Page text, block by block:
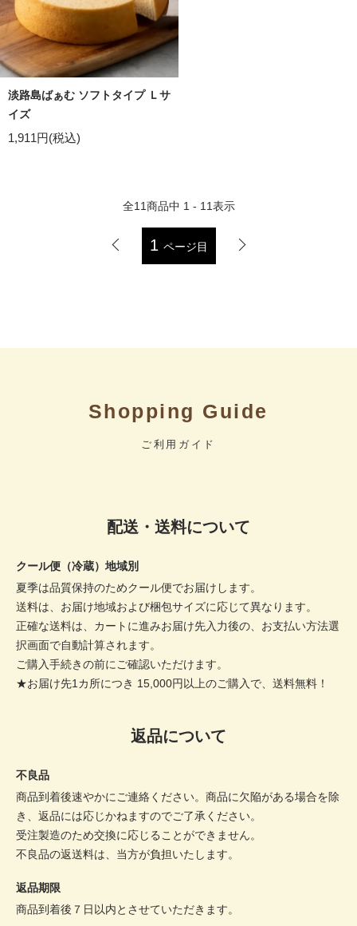
淡路島ばぁむ ソフトタイプ Ｌサ
イズ
1,911円(税込)
全11商品中 1 - 11表示
1 ページ目
Shopping Guide
ご利用ガイド
配送・送料について
クール便（冷蔵）地域別
夏季は品質保持のためクール便でお届けします。
送料は、お届け地域および梱包サイズに応じて異なります。
正確な送料は、カートに進みお届け先入力後の、お支払い方法選
択画面で自動計算されます。
ご購入手続きの前にご確認いただけます。
★お届け先1カ所につき 15,000円以上のご購入で、送料無料！
返品について
不良品
商品到着後速やかにご連絡ください。商品に欠陥がある場合を除
き、返品には応じかねますのでご了承ください。
受注製造のため交換に応じることができません。
不良品の返送料は、当方が負担いたします。
返品期限
商品到着後７日以内とさせていただきます。